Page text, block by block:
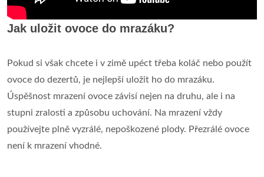
Jak uložit ovoce do mrazáku?
Pokud si však chcete i v zimě upéct třeba koláč nebo použít
ovoce do dezertů, je nejlepší uložit ho do mrazáku.
Úspěšnost mrazení ovoce závisí nejen na druhu, ale i na
stupni zralosti a způsobu uchování. Na mrazení vždy
používejte plně vyzrálé, nepoškozené plody. Přezrálé ovoce
není k mrazení vhodné.